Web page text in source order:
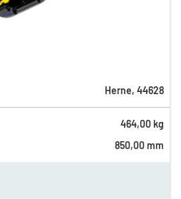
Herne, 44628
464,00 kg
850,00 mm